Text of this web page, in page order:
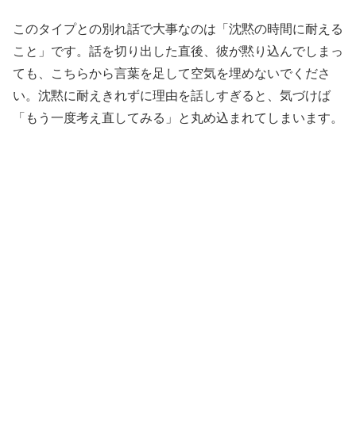
このタイプとの別れ話で大事なのは「沈黙の時間に耐える
こと」です。話を切り出した直後、彼が黙り込んでしまっ
ても、こちらから言葉を足して空気を埋めないでくださ
い。沈黙に耐えきれずに理由を話しすぎると、気づけば
「もう一度考え直してみる」と丸め込まれてしまいます。